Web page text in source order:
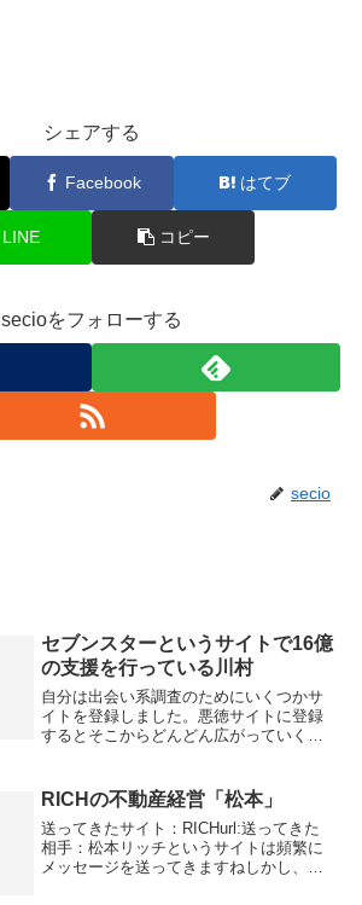
シェアする
Facebook はてブ
LINE コピー
secioをフォローする
secio
セブンスターというサイトで16億
の支援を行っている川村
自分は出会い系調査のためにいくつかサ
イトを登録しました。悪徳サイトに登録
するとそこからどんどん広がっていくの
た。セブンスターはこちらプレゼントが
どうのこうの言ってましたの...
RICHの不動産経営「松本」
送ってきたサイト：RICHurl:送ってきた
相手：松本リッチというサイトは頻繁に
メッセージを送ってきますねしかし、だ